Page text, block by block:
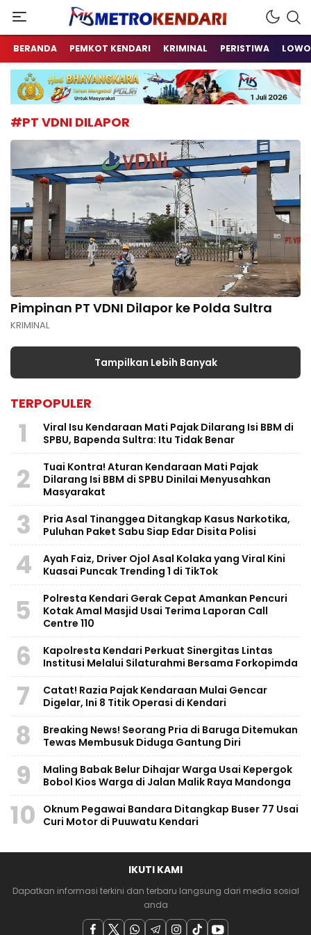
metrokendari
Berita Terkini Sulawesi Tenggara
BERANDA PEMKOT KENDARI KRIMINAL PERISTIWA
#PT VDNI DILAPOR
Pimpinan PT VDNI Dilapor ke Polda Sultra
KRIMINAL
Tampilkan Lebih Banyak
TERPOPULER
1
Viral Isu Kendaraan Mati Pajak Dilarang Isi BBM di
SPBU, Bapenda Sultra: Itu Tidak Benar
2
Tuai Kontra! Aturan Kendaraan Mati Pajak
Dilarang Isi BBM di SPBU Dinilai Menyusahkan
Masyarakat
3
Pria Asal Tinanggea Ditangkap Kasus Narkotika,
Puluhan Paket Sabu Siap Edar Disita Polisi
4
Ayah Faiz, Driver Ojol Asal Kolaka yang Viral Kini
Kuasai Puncak Trending 1 di TikTok
5
Polresta Kendari Gerak Cepat Amankan Pencuri
Kotak Amal Masjid Usai Terima Laporan Call
Centre 110
6
Kapolresta Kendari Perkuat Sinergitas Lintas
Institusi Melalui Silaturahmi Bersama Forkopimda
7
Catat! Razia Pajak Kendaraan Mulai Gencar
Digelar, Ini 8 Titik Operasi di Kendari
8
Breaking News! Seorang Pria di Baruga Ditemukan
Tewas Membusuk Diduga Gantung Diri
9
Maling Babak Belur Dihajar Warga Usai Kepergok
Bobol Kios Warga di Jalan Malik Raya Mandonga
10
Oknum Pegawai Bandara Ditangkap Buser 77 Usai
Curi Motor di Puuwatu Kendari
IKUTI KAMI
Dapatkan informasi terkini dan terbaru langsung dari media sosial
anda